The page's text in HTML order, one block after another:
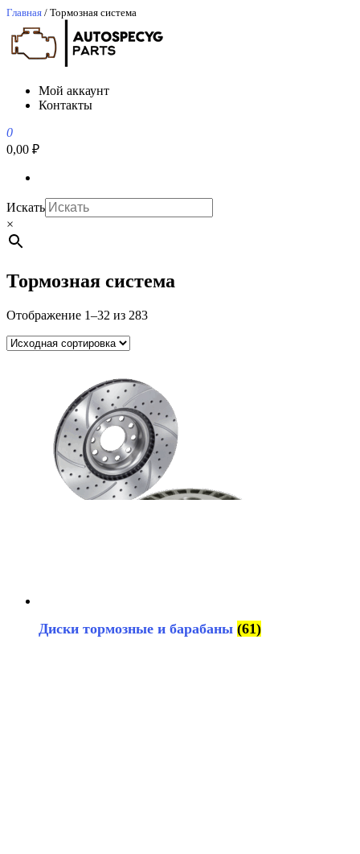
Перейти
содержимому
Главная / Тормозная система
АвтоСпецЮг
АвтоСпецЮг автозапчасти оптом и в розницу
Мой аккаунт
Контакты
0
0,00 ₽
Искать
×
Тормозная система
Отображение 1–32 из 283
Диски тормозные и барабаны (61)